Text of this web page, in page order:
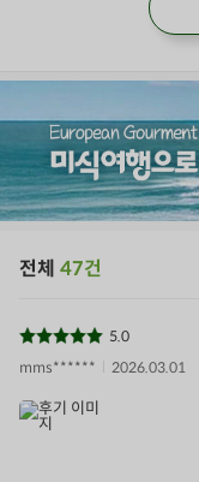
전체 47건
5.0
mms******
2026.03.01